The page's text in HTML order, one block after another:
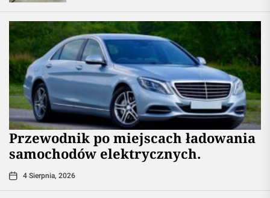
Przewodnik po miejscach ładowania
samochodów elektrycznych.
4 Sierpnia, 2026